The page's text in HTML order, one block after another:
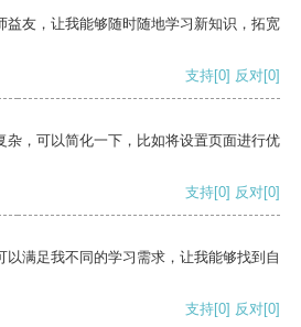
益友，让我能够随时随地学习新知识，拓宽
支持[0] 反对[0]
杂，可以简化一下，比如将设置页面进行优
支持[0] 反对[0]
以满足我不同的学习需求，让我能够找到自
支持[0] 反对[0]